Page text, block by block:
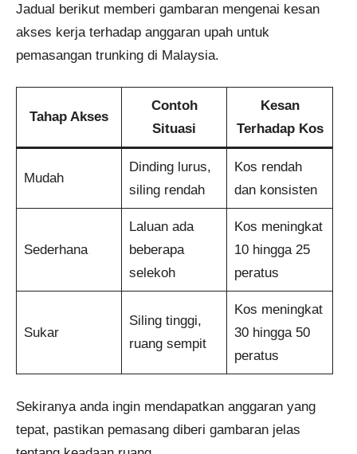
Jadual berikut memberi gambaran mengenai kesan
akses kerja terhadap anggaran upah untuk
pemasangan trunking di Malaysia.
Tahap Akses
Contoh
Situasi
Kesan
Terhadap Kos
Mudah
Dinding lurus,
siling rendah
Kos rendah
dan konsisten
Sederhana
Laluan ada
beberapa
selekoh
Kos meningkat
10 hingga 25
peratus
Sukar
Siling tinggi,
ruang sempit
Kos meningkat
30 hingga 50
peratus
Sekiranya anda ingin mendapatkan anggaran yang
tepat, pastikan pemasang diberi gambaran jelas